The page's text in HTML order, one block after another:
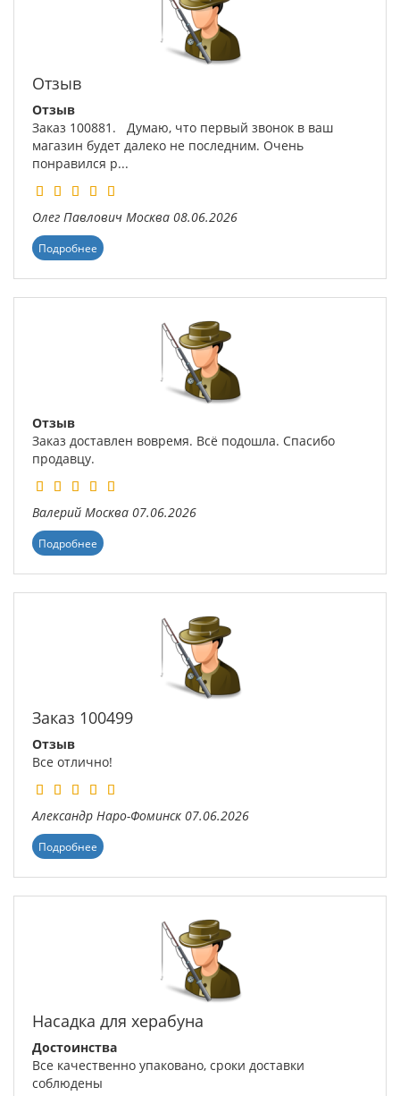
Отзыв
Отзыв
Заказ 100881. Думаю, что первый звонок в ваш
магазин будет далеко не последним. Очень
понравился р...
Олег Павлович Москва 08.06.2026
Подробнее
Отзыв
Заказ доставлен вовремя. Всё подошла. Спасибо
продавцу.
Валерий Москва 07.06.2026
Подробнее
Заказ 100499
Отзыв
Все отлично!
Александр Наро-Фоминск 07.06.2026
Подробнее
Насадка для херабуна
Достоинства
Все качественно упаковано, сроки доставки
соблюдены